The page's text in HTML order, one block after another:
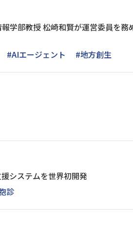
学部教授 松崎和賢が運営委員を務
#AIエージェント #地方創生
システムを世界初開発
診